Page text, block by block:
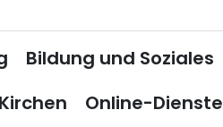
Bildung und Soziales
Kirchen Online-Dienste